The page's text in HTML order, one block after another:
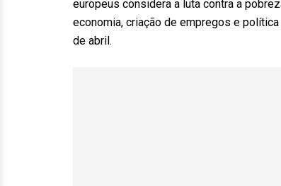
europeus considera a luta contra a
economia, criação de empregos e
de abril.